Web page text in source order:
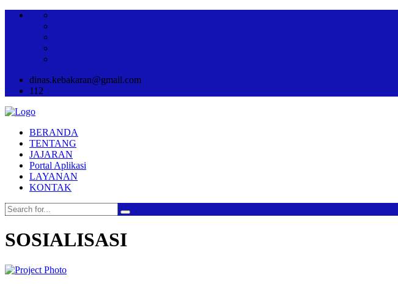
dinas.kebakaran@gmail.com
112
BERANDA
TENTANG
JAJARAN
Portal Aplikasi
LAYANAN
KONTAK
SOSIALISASI